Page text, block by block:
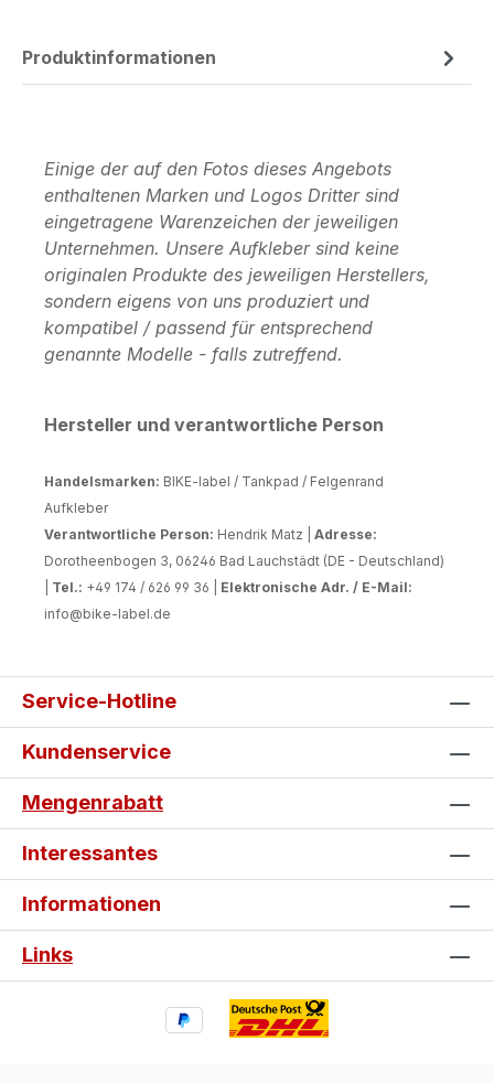
Produktinformationen
Einige der auf den Fotos dieses Angebots
enthaltenen Marken und Logos Dritter sind
eingetragene Warenzeichen der jeweiligen
Unternehmen. Unsere Aufkleber sind keine
originalen Produkte des jeweiligen Herstellers,
sondern eigens von uns produziert und
kompatibel / passend für entsprechend
genannte Modelle - falls zutreffend.
Hersteller und verantwortliche Person
Handelsmarken: BIKE-label / Tankpad / Felgenrand
Aufkleber
Verantwortliche Person: Hendrik Matz | Adresse:
Dorotheenbogen 3, 06246 Bad Lauchstädt (DE - Deutschland)
Tel.: +49 174 / 626 99 36 | Elektronische Adr. / E-Mail:
info@bike-label.de
Service-Hotline
Kundenservice
Mengenrabatt
Interessantes
Informationen
Links